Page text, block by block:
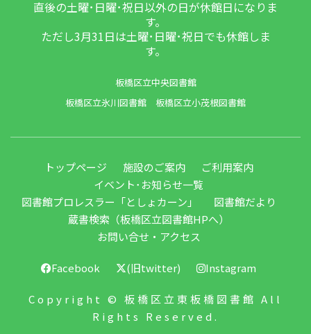
直後の土曜･日曜･祝日以外の日が休館日になりま
す。
ただし3月31日は土曜･日曜･祝日でも休館しま
す。
板橋区立中央図書館
板橋区立氷川図書館
板橋区立小茂根図書館
トップページ 施設のご案内
ご利用案内
イベント･お知らせ一覧
図書館プロレスラー「としょカーン」
図書館だより
蔵書検索（板橋区立図書館HPへ）
お問い合せ・アクセス
Facebook (旧twitter) Instagram
Copyright © 板橋区立東板橋図書館 All
Rights Reserved.